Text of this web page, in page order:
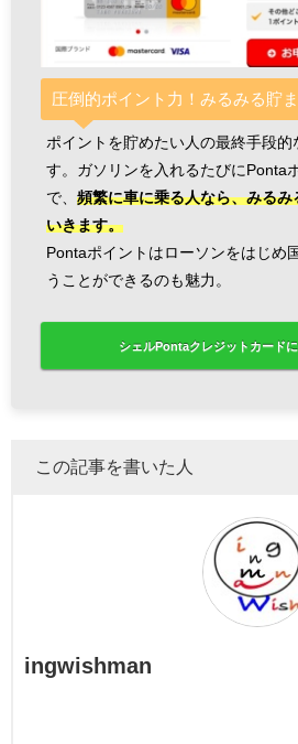
圧倒的ポイント力！みるみる貯
ポイントを貯めたい人の最終手段
す。ガソリンを入れるたびにPonta
で、 頻繁に車に乗る人なら、みる
いきます。
Pontaポイントはローソンをはじめ
うことができるのも魅力。
シェルPontaクレジットカード
この記事を書いた人
ingwishman